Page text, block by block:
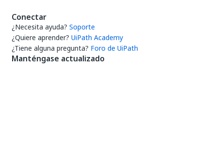
Conectar
¿Necesita ayuda? Soporte
¿Quiere aprender? UiPath Academy
¿Tiene alguna pregunta? Foro de UiPath
Manténgase actualizado